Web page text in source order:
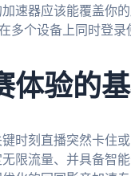
速器应该能覆盖你
多个设备上同时登
体验的
时刻直播突然卡住
限流量、并具备智